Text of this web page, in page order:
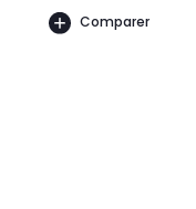
Comparer